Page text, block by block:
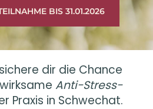
BIS 31.01.2026
dir die Chance
Anti-Stress-
Praxis in Schwechat.